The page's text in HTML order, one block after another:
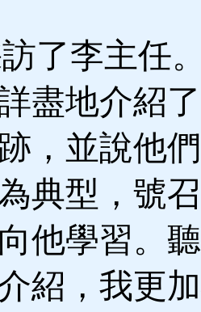
了李主任
盡地介紹
，並說他
典型，號
他學習。
紹，我更